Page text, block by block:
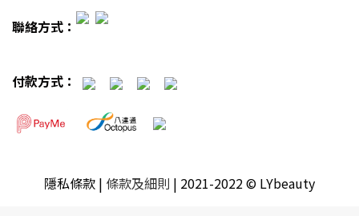
聯絡方式：
付款方式：
隱私條款 | 條款及細則 | 2021-2022 © LYbeauty